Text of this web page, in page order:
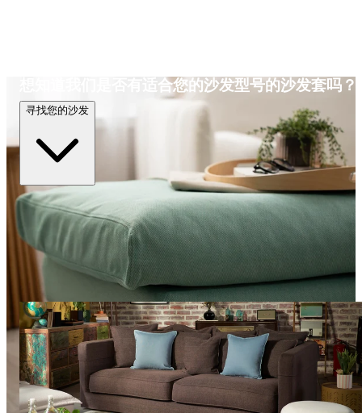
想知道我们是否有适合您的沙发型号的沙发套吗？
寻找您的沙发
浏览其他布料